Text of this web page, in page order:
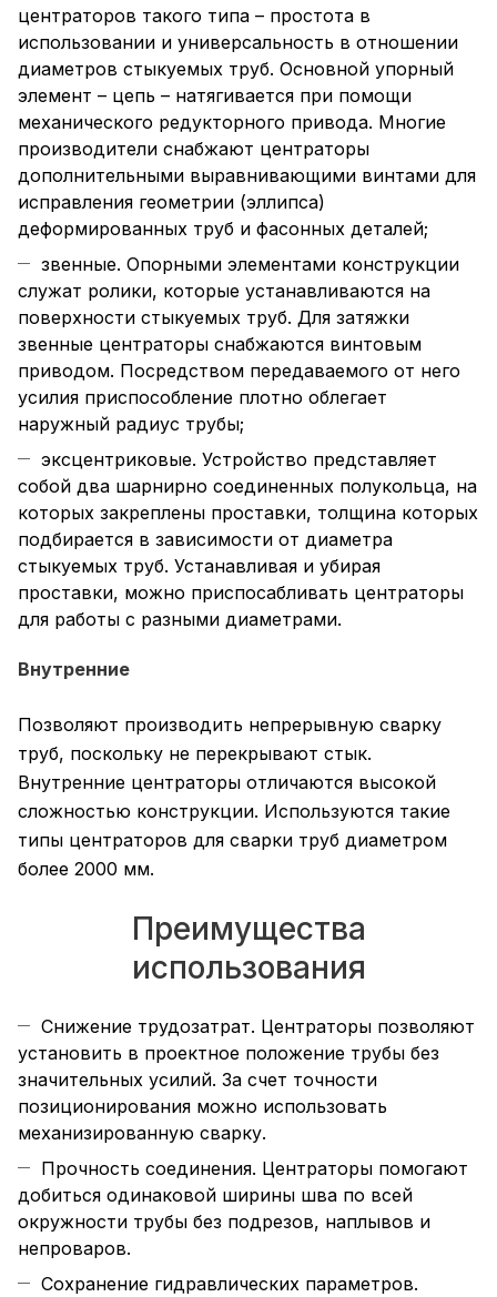
центраторов такого типа – простота в
использовании и универсальность в отношении
диаметров стыкуемых труб. Основной упорный
элемент – цепь – натягивается при помощи
механического редукторного привода. Многие
производители снабжают центраторы
дополнительными выравнивающими винтами для
исправления геометрии (эллипса)
деформированных труб и фасонных деталей;
звенные. Опорными элементами конструкции
служат ролики, которые устанавливаются на
поверхности стыкуемых труб. Для затяжки
звенные центраторы снабжаются винтовым
приводом. Посредством передаваемого от него
усилия приспособление плотно облегает
наружный радиус трубы;
эксцентриковые. Устройство представляет
собой два шарнирно соединенных полукольца, на
которых закреплены проставки, толщина которых
подбирается в зависимости от диаметра
стыкуемых труб. Устанавливая и убирая
проставки, можно приспосабливать центраторы
для работы с разными диаметрами.
Внутренние
Позволяют производить непрерывную сварку
труб, поскольку не перекрывают стык.
Внутренние центраторы отличаются высокой
сложностью конструкции. Используются такие
типы центраторов для сварки труб диаметром
более 2000 мм.
Преимущества
использования
Снижение трудозатрат. Центраторы позволяют
установить в проектное положение трубы без
значительных усилий. За счет точности
позиционирования можно использовать
механизированную сварку.
Прочность соединения. Центраторы помогают
добиться одинаковой ширины шва по всей
окружности трубы без подрезов, наплывов и
непроваров.
Сохранение гидравлических параметров.